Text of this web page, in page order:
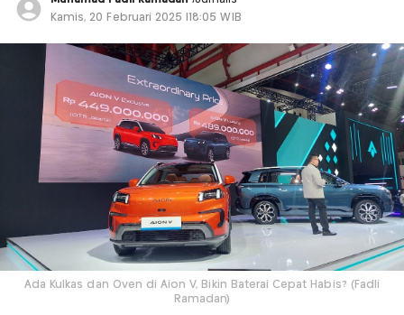
Kamis, 20 Februari 2025 |18:05 WIB
Ada Kulkas dan Oven di Aion V, Bikin Baterai Cepat Habis? (Fadli
Ramadan)